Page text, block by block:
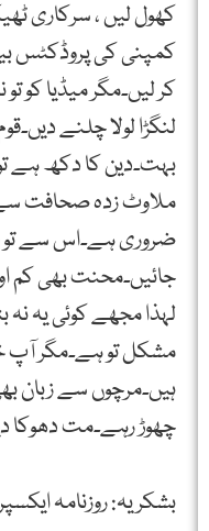
کھول لیں ، سرکاری
کمپنی کی پروڈکٹس
کر لیں۔مگر میڈیا کو
لنگڑا لولا چلنے
بہت۔دین کا دکھ ہے
ملاوٹ زدہ صحافت سے
ضروری ہے۔اس سے
جائیں۔محنت بھی کم
لہذا مجھے کوئی یہ
مشکل تو ہے۔مگر آپ
ہیں۔مرچوں سے زبان
چھوڑ رہے۔مت دھوکا
بشکریہ: روزنامہ